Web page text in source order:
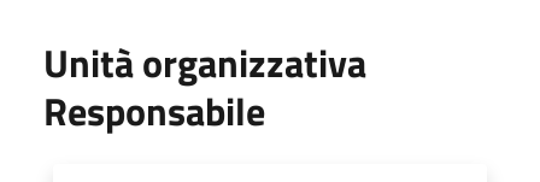
Unità organizzativa
Responsabile